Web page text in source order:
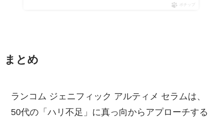
ポチップ
まとめ
ランコム ジェニフィック アルティメ セラムは、
50代の「ハリ不足」に真っ向からアプローチする